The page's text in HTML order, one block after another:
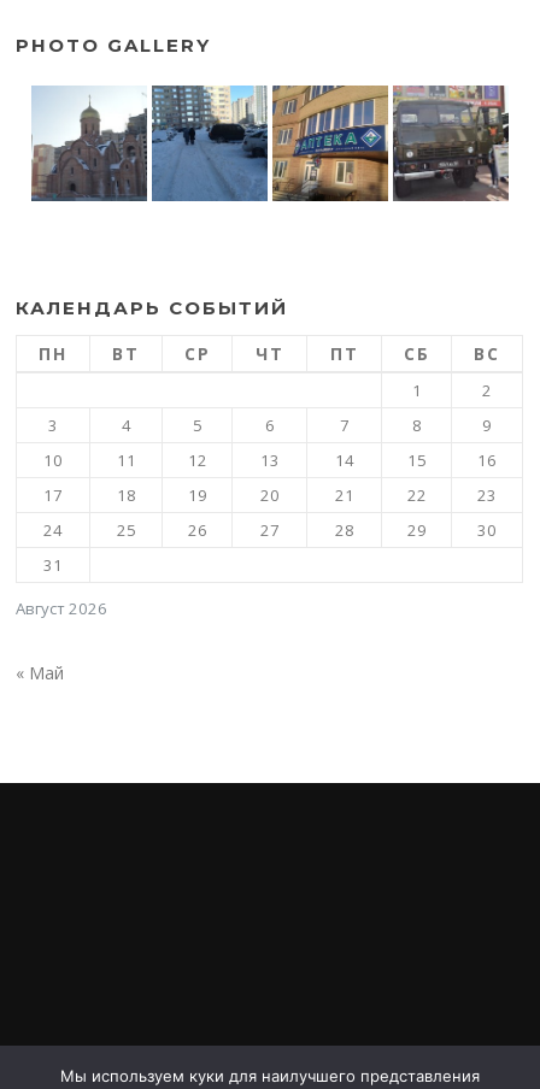
PHOTO GALLERY
КАЛЕНДАРЬ СОБЫТИЙ
Август 2026
ПН ВТ СР ЧТ ПТ СБ ВС
1
2
3
4 5 6 7 8
9
10
11 12 13 14 15
16
17
18 19 20 21 22
23
24
25 26 27 28 29
30
31
« Май
Мы используем куки для наилучшего представления